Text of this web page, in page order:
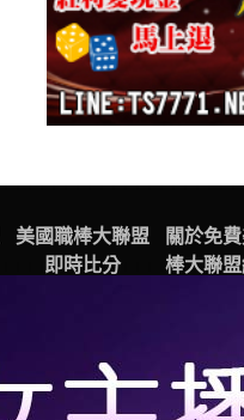
美國職棒大聯盟
即時比分
關於免
棒大聯